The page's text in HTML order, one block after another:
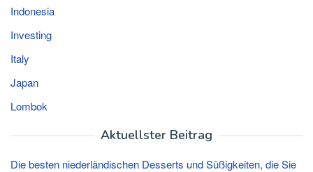
Indonesia
Investing
Italy
Japan
Lombok
Aktuellster Beitrag
Die besten niederländischen Desserts und Süßigkeiten, die Sie